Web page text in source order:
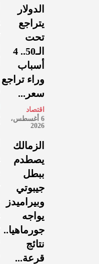
الدولار
يتراجع
تحت
الـ50.. 4
أسباب
وراء تراجع
سعر...
اقتصاد
6 أغسطس،
2026
الزمالك
يصطدم
ببطل
جيبوتي
وبيراميدز
يواجه
جورماهيا..
نتائج
قرعة...